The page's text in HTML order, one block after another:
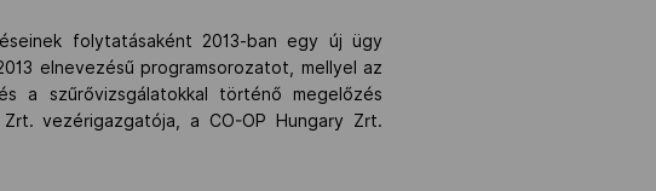
folytatásaként 2013-ban egy új ügy
elnevezésű programsorozatot, mellyel az
a szűrővizsgálatokkal történő megelőzés
vezérigazgatója, a CO-OP Hungary Zrt.